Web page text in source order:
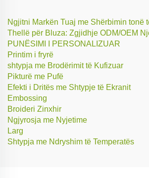
Ngjitni Markën Tuaj me Shërbimin tonë
Thellë për Bluza: Zgjidhje ODM/OEM
PUNËSIMI I PERSONALIZUAR
Printim i fryrë
shtypja me Brodërimit të Kufizuar
Pikturë me Pufë
Efekti i Dritës me Shtypje të Ekranit
Embossing
Broideri Zinxhir
Ngjyrosja me Nyjetime
Larg
Shtypja me Ndryshim të Temperatës